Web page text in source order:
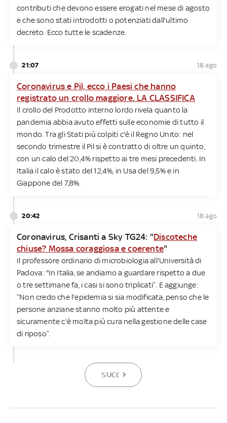
contributi che devono essere erogati nel mese di agosto
e che sono stati introdotti o potenziati dall'ultimo
decreto. Ecco tutte le scadenze.
21:07 18 ago
Coronavirus e Pil, ecco i Paesi che hanno
registrato un crollo maggiore. LA CLASSIFICA
Il crollo del Prodotto interno lordo rivela quanto la
pandemia abbia avuto effetti sulle economie di tutto il
mondo. Tra gli Stati più colpiti c'è il Regno Unito: nel
secondo trimestre il Pil si è contratto di oltre un quinto,
con un calo del 20,4% rispetto ai tre mesi precedenti. In
Italia il calo è stato del 12,4%, in Usa del 9,5% e in
Giappone del 7,8%.
20:42 18 ago
Coronavirus, Crisanti a Sky TG24: "Discoteche
chiuse? Mossa coraggiosa e coerente"
Il professore ordinario di microbiologia all'Università di
Padova: "In Italia, se andiamo a guardare rispetto a due
o tre settimane fa, i casi si sono triplicati”. E aggiunge:
“Non credo che l'epidemia si sia modificata, penso che le
persone anziane stanno molto più attente e
sicuramente c'è molta più cura nella gestione delle case
di riposo”.
SUCCESSIVA